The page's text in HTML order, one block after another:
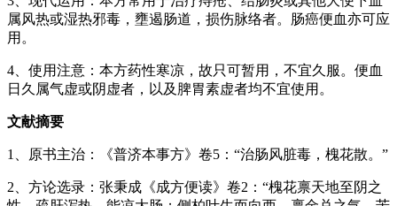
属风热或湿热邪毒，壅遏肠道，损伤脉络者。肠癌便血亦可应
用。
4、使用注意：本方药性寒凉，故只可暂用，不宜久服。便血
日久属气虚或阴虚者，以及脾胃素虚者均不宜使用。
文献摘要
1、原书主治：《普济本事方》卷5：“治肠风脏毒，槐花散。”
2、方论选录：张秉成《成方便读》卷2：“槐花禀天地至阴之